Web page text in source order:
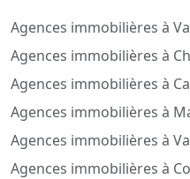
Agences immobilières à
Agences immobilières à
Agences immobilières à
Agences immobilières à
Agences immobilières à
Agences immobilières à